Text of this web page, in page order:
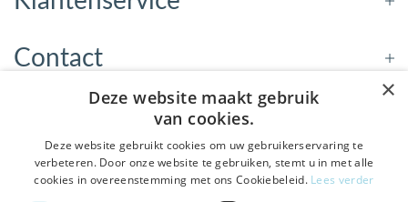
Contact
Openingstijden
Nieuwsbrief
×
Deze website maakt gebruik
van cookies.
Deze website gebruikt cookies om uw gebruikerservaring te
verbeteren. Door onze website te gebruiken, stemt u in met alle
cookies in overeenstemming met ons Cookiebeleid. Lees verder